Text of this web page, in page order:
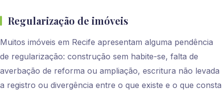
Regularização de imóveis
Muitos imóveis em Recife apresentam alguma pendência
de regularização: construção sem habite-se, falta de
averbação de reforma ou ampliação, escritura não levada
a registro ou divergência entre o que existe e o que consta